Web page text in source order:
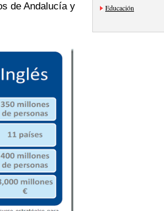
de Andalucía y
Educación